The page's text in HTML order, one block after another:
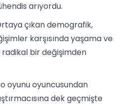
arıyordu.
çıkan demografik,
karşısında yaşama ve
bir değişimden
oyunu oyuncusundan
dek geçmişte